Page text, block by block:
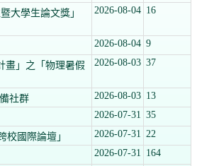
大學生論文獎」
2026-08-04 16
2026-08-04 9
畫」之「物理暑假
2026-08-03 37
社群 2026-08-03 13
2026-07-31 35
校國際論壇」 2026-07-31 22
2026-07-31 164